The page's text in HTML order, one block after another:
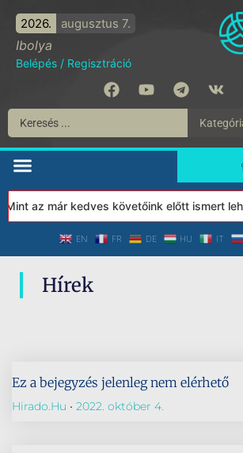
2026. augusztus 7.
Ibolya
Belépés / Regisztráció
az már kedves követőink előtt ismert
EN FR DE HU IT
Hírek
Ez a bejegyzés jelenleg nem elérhető
Hirado.hu 2022. október 4.